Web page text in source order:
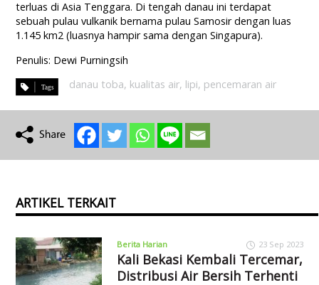
terluas di Asia Tenggara. Di tengah danau ini terdapat
sebuah pulau vulkanik bernama pulau Samosir dengan luas
1.145 km2 (luasnya hampir sama dengan Singapura).
Penulis: Dewi Purningsih
danau toba, kualitas air, lipi, pencemaran air
ARTIKEL TERKAIT
Berita Harian 23 Sep 2023
Kali Bekasi Kembali Tercemar,
Distribusi Air Bersih Terhenti